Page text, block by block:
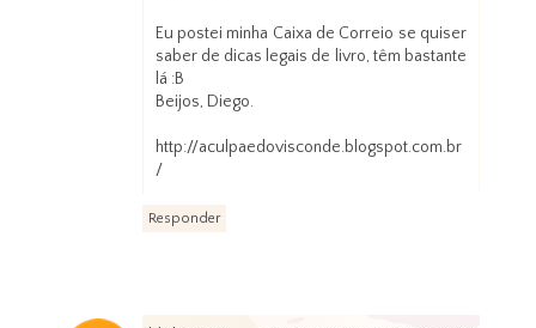
Eu postei minha Caixa de Correio se quiser
saber de dicas legais de livro, têm bastante
lá :B
Beijos, Diego.
http://aculpaedovisconde.blogspot.com.br
/
Responder